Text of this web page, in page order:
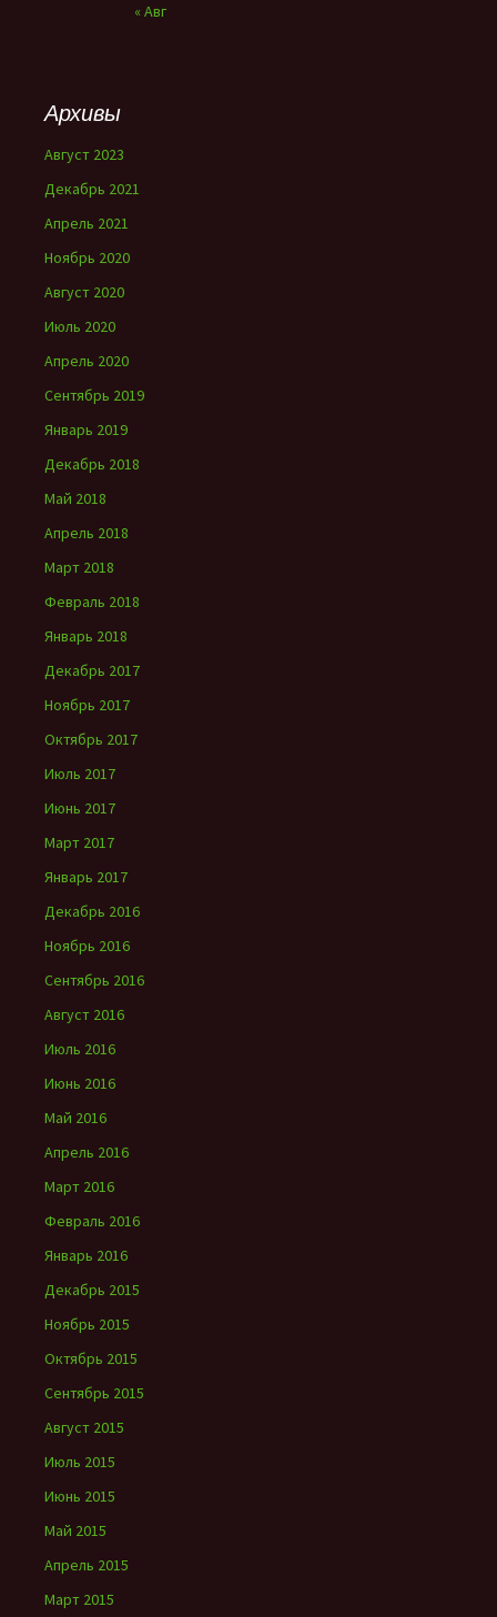
« Авг
Архивы
Август 2023
Декабрь 2021
Апрель 2021
Ноябрь 2020
Август 2020
Июль 2020
Апрель 2020
Сентябрь 2019
Январь 2019
Декабрь 2018
Май 2018
Апрель 2018
Март 2018
Февраль 2018
Январь 2018
Декабрь 2017
Ноябрь 2017
Октябрь 2017
Июль 2017
Июнь 2017
Март 2017
Январь 2017
Декабрь 2016
Ноябрь 2016
Сентябрь 2016
Август 2016
Июль 2016
Июнь 2016
Май 2016
Апрель 2016
Март 2016
Февраль 2016
Январь 2016
Декабрь 2015
Ноябрь 2015
Октябрь 2015
Сентябрь 2015
Август 2015
Июль 2015
Июнь 2015
Май 2015
Апрель 2015
Март 2015